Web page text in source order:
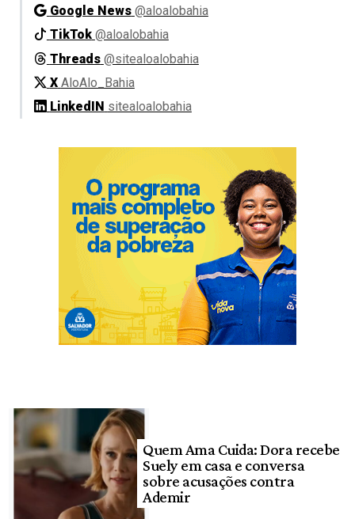
Google News @aloalobahia
TikTok @aloalobahia
Threads @sitealoalobahia
X AloAlo_Bahia
LinkedIN sitealoalobahia
Quem Ama Cuida: Dora recebe
Suely em casa e conversa
sobre acusações contra
Ademir